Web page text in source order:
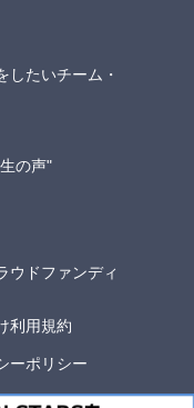
したいチーム・
の声"
ウドファンディ
利用規約
ーポリシー
問